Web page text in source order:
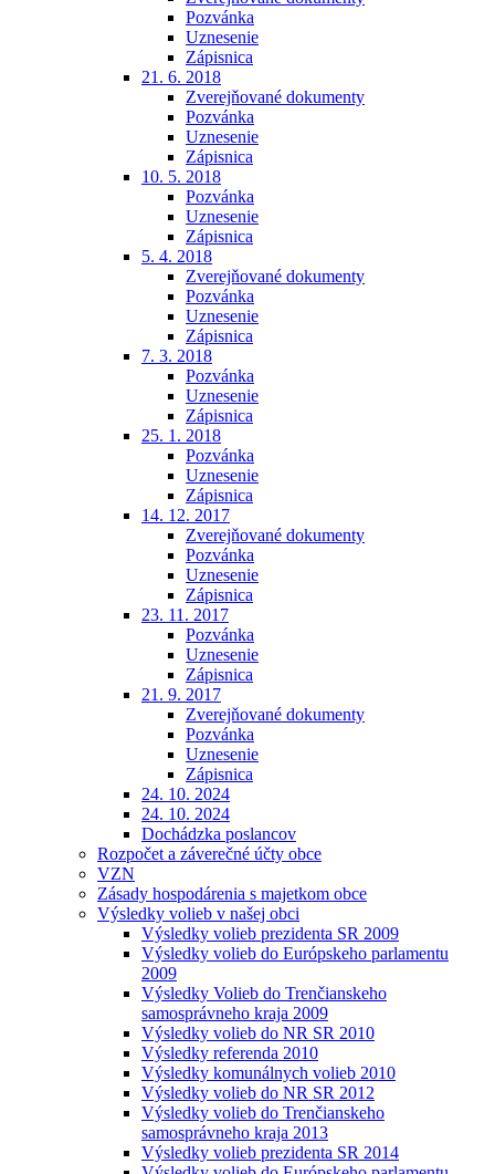
Pozvánka
Uznesenie
Zápisnica
21. 6. 2018
Zverejňované dokumenty
Pozvánka
Uznesenie
Zápisnica
10. 5. 2018
Pozvánka
Uznesenie
Zápisnica
5. 4. 2018
Zverejňované dokumenty
Pozvánka
Uznesenie
Zápisnica
7. 3. 2018
Pozvánka
Uznesenie
Zápisnica
25. 1. 2018
Pozvánka
Uznesenie
Zápisnica
14. 12. 2017
Zverejňované dokumenty
Pozvánka
Uznesenie
Zápisnica
23. 11. 2017
Pozvánka
Uznesenie
Zápisnica
21. 9. 2017
Zverejňované dokumenty
Pozvánka
Uznesenie
Zápisnica
24. 10. 2024
24. 10. 2024
Dochádzka poslancov
Rozpočet a záverečné účty obce
VZN
Zásady hospodárenia s majetkom obce
Výsledky volieb v našej obci
Výsledky volieb prezidenta SR 2009
Výsledky volieb do Európskeho parlamentu
2009
Výsledky Volieb do Trenčianskeho
samosprávneho kraja 2009
Výsledky volieb do NR SR 2010
Výsledky referenda 2010
Výsledky komunálnych volieb 2010
Výsledky volieb do NR SR 2012
Výsledky volieb do Trenčianskeho
samosprávneho kraja 2013
Výsledky volieb prezidenta SR 2014